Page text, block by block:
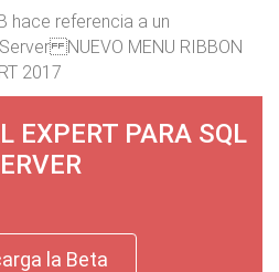
hace referencia a un
NUEVO MENU RIBBON
2017
EXPERT PARA SQL
la Beta